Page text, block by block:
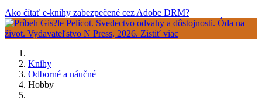
Ako čítať e-knihy zabezpečené cez Adobe DRM?
Knihy
Odborné a náučné
Hobby